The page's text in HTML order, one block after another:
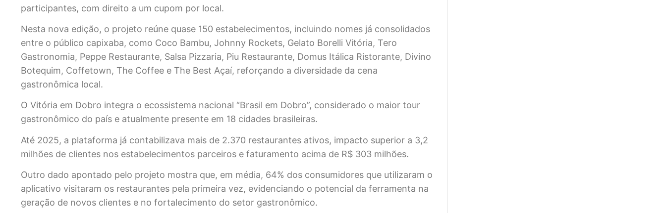
participantes, com direito a um cupom por local.
Nesta nova edição, o projeto reúne quase 150 estabelecimentos, incluindo nomes já consolidados
entre o público capixaba, como Coco Bambu, Johnny Rockets, Gelato Borelli Vitória, Tero
Gastronomia, Peppe Restaurante, Salsa Pizzaria, Piu Restaurante, Domus Itálica Ristorante, Divino
Botequim, Coffetown, The Coffee e The Best Açaí, reforçando a diversidade da cena
gastronômica local.
O Vitória em Dobro integra o ecossistema nacional “Brasil em Dobro”, considerado o maior tour
gastronômico do país e atualmente presente em 18 cidades brasileiras.
Até 2025, a plataforma já contabilizava mais de 2.370 restaurantes ativos, impacto superior a 3,2
milhões de clientes nos estabelecimentos parceiros e faturamento acima de R$ 303 milhões.
Outro dado apontado pelo projeto mostra que, em média, 64% dos consumidores que utilizaram o
aplicativo visitaram os restaurantes pela primeira vez, evidenciando o potencial da ferramenta na
geração de novos clientes e no fortalecimento do setor gastronômico.